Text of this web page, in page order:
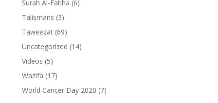
Surah Al-Fatiha (6)
Talismans (3)
Taweezat(69)
Uncategorized (14)
Videos (5)
Wazifa (17)
World Cancer Day 2020 (7)